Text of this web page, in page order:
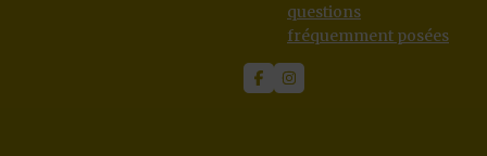
questions
fréquemment posées